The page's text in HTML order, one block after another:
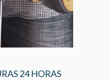
24 HORAS